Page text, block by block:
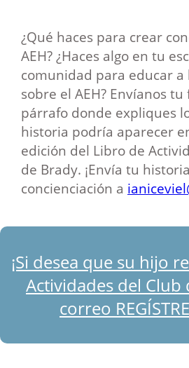
¿Qué haces para crear
AEH? ¿Haces algo en tu
comunidad para educar a
sobre el AEH? Envíanos
párrafo donde expliques
historia podría aparecer
edición del Libro de
de Brady. ¡Envía tu
concienciación a
¡Si desea que su hijo
Actividades del
correo